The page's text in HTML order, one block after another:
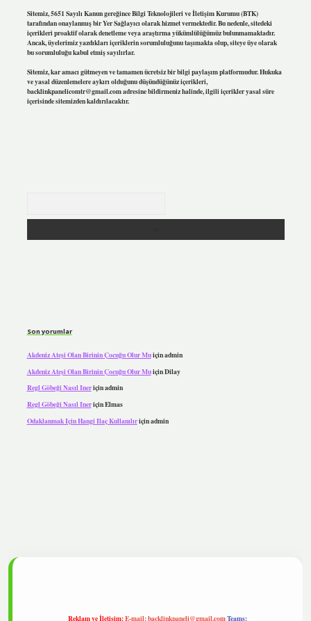
Sitemiz, 5651 Sayılı Kanun gereğince Bilgi Teknolojileri ve İletişim Kurumu (BTK)
tarafından onaylanmış bir Yer Sağlayıcı olarak hizmet vermektedir. Bu nedenle, sitedeki
içerikleri proaktif olarak denetleme veya araştırma yükümlülüğümüz bulunmamaktadır.
Ancak, üyelerimiz yazdıkları içeriklerin sorumluluğunu taşımakta olup, siteye üye olarak
bu sorumluluğu kabul etmiş sayılırlar.
Sitemiz, kar amacı gütmeyen ve tamamen ücretsiz bir bilgi paylaşım platformudur. Hukuka
ve yasal düzenlemelere aykırı olduğunu düşündüğünüz içerikleri,
backlinkpanelicomtr@gmail.comadresine bildirmeniz halinde, ilgili içerikler yasal süre
içerisinde sitemizden kaldırılacaktır.
Son yorumlar
Akdeniz Ateşi Olan Birinin Çocuğu Olur Muiçinadmin
Akdeniz Ateşi Olan Birinin Çocuğu Olur MuiçinDilay
Regl Göbeği Nasıl Ineriçinadmin
Regl Göbeği Nasıl IneriçinElmas
Odaklanmak Için Hangi Ilaç Kullanılıriçinadmin
Reklam ve İletişim:E-mail:backlinkpaneli@gmail.comTeams: